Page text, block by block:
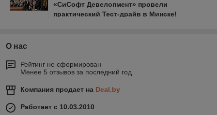
«СиСофт Девелопмент» провели
практический Тест-драйв в Минске!
О нас
Рейтинг не сформирован
Менее 5 отзывов за последний год
Компания продает на Deal.by
Работает с 10.03.2010